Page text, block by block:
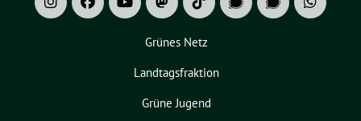
Grünes Netz
Landtagsfraktion
Grüne Jugend